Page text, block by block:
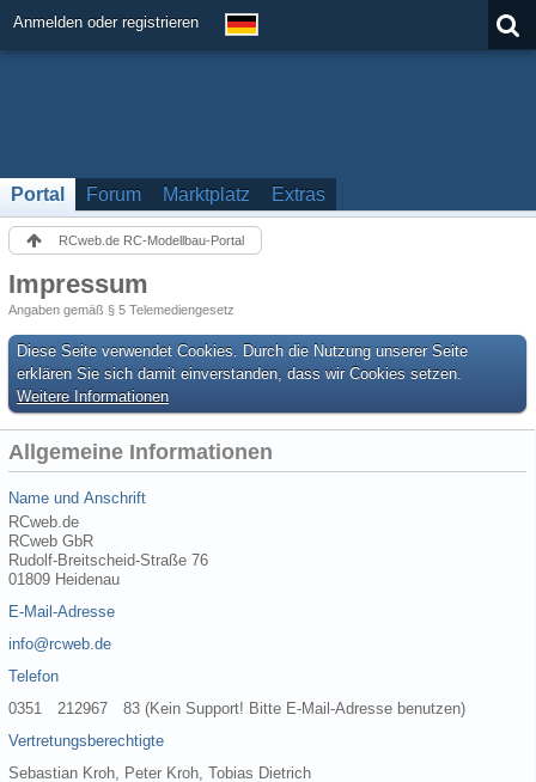
Anmelden oder registrieren
Portal Forum Marktplatz Extras
RCweb.de RC-Modellbau-Portal
Impressum
Angaben gemäß § 5 Telemediengesetz
Diese Seite verwendet Cookies. Durch die Nutzung unserer Seite
erklären Sie sich damit einverstanden, dass wir Cookies setzen.
Weitere Informationen
Allgemeine Informationen
Name und Anschrift
RCweb.de
RCweb GbR
Rudolf-Breitscheid-Straße 76
01809 Heidenau
E-Mail-Adresse
info@rcweb.de
Telefon
0351 212967 83 (Kein Support! Bitte E-Mail-Adresse benutzen)
Vertretungsberechtigte
Sebastian Kroh, Peter Kroh, Tobias Dietrich